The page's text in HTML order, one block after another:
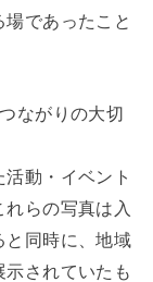
であったこと
ながりの大切
動・イベント
らの写真は入
と同時に、地域
されていたも